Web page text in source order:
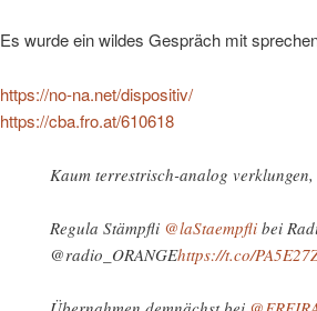
Es wurde ein wildes Gespräch mit
https://no-na.net/dispositiv/
https://cba.fro.at/610618
Kaum terrestrisch-analog
Regula Stämpfli @laStaempflibei
@radio_ORANGEhttps://t.co/